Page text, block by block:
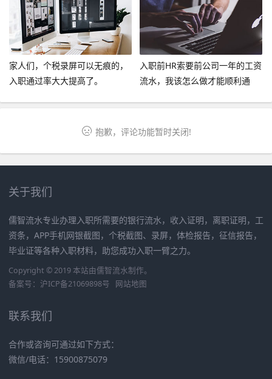
家人们，个税录屏可以无痕的，
入职通过率大大提高了。
入职前HR索要前公司一年的工资
流水，我该怎么做才能顺利通
抱歉，评论功能暂时关闭!
关于我们
儒智流水专业办理入职所需要的银行流水，收入证明，离职证明，工
资条，APP手机网银截图，个税截图、录屏，体检报告，征信报告，
毕业证等各种入职材料，助您成功入职一臂之力。
Copyright © 2019 本站由儒智流水制作。
备案号： 沪ICP备21069898号 网站地图
联系我们
合作或咨询可通过如下方式：
微信/电话：15900875079